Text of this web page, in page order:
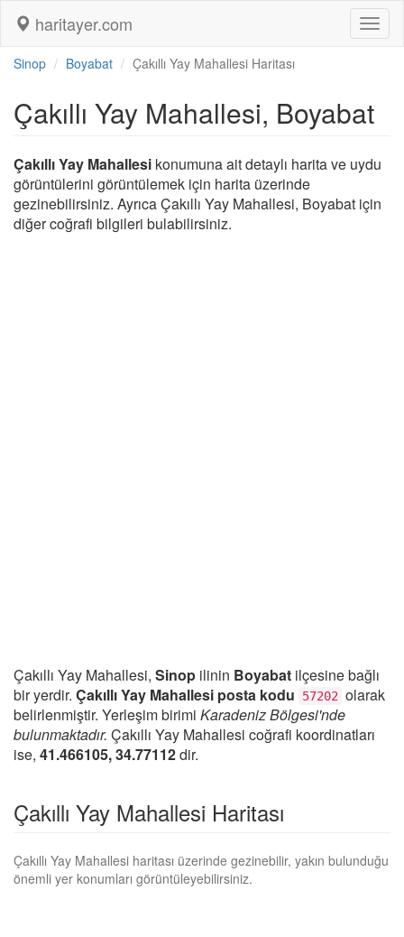
haritayer.com
Sinop Boyabat Çakıllı Yay Mahallesi Haritası
Çakıllı Yay Mahallesi, Boyabat
Çakıllı Yay Mahallesi konumuna ait detaylı harita ve uydu
görüntülerini görüntülemek için harita üzerinde
gezinebilirsiniz. Ayrıca Çakıllı Yay Mahallesi, Boyabat için
diğer coğrafi bilgileri bulabilirsiniz.
Çakıllı Yay Mahallesi, Sinop ilinin Boyabat ilçesine bağlı
bir yerdir. Çakıllı Yay Mahallesi posta kodu 57202 olarak
belirlenmiştir. Yerleşim birimi Karadeniz Bölgesi'nde
bulunmaktadır. Çakıllı Yay Mahallesi coğrafi koordinatları
ise, 41.466105, 34.77112dir.
Çakıllı Yay Mahallesi Haritası
Çakıllı Yay Mahallesi haritası üzerinde gezinebilir, yakın bulunduğu
önemli yer konumları görüntüleyebilirsiniz.